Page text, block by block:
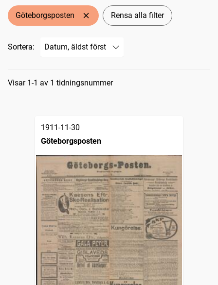
Göteborgsposten Rensa alla filter
Sortera:
Sökresultat
Visar 1-1 av 1 tidningsnummer
1911-11-30
Göteborgsposten